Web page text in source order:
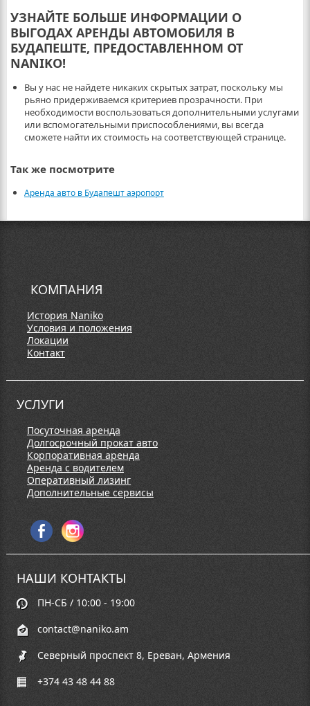
УЗНАЙТЕ БОЛЬШЕ ИНФОРМАЦИИ О
ВЫГОДАХ АРЕНДЫ АВТОМОБИЛЯ В
БУДАПЕШТЕ, ПРЕДОСТАВЛЕННОМ ОТ
NANIKO!
Вы у нас не найдете никаких скрытых затрат, поскольку мы
рьяно придерживаемся критериев прозрачности. При
необходимости воспользоваться дополнительными услугами
или вспомогательными приспособлениями, вы всегда
сможете найти их стоимость на соответствующей странице.
Так же посмотрите
Аренда авто в Будапешт аэропорт
КОМПАНИЯ
История Naniko
Условия и положения
Локации
Контакт
УСЛУГИ
Посуточная аренда
Долгосрочный прокат авто
Корпоративная аренда
Аренда с водителем
Оперативный лизинг
Дополнительные сервисы
НАШИ КОНТАКТЫ
ПН-СБ / 10:00 - 19:00
contact@naniko.am
Северный проспект 8, Ереван, Армения
+374 43 48 44 88